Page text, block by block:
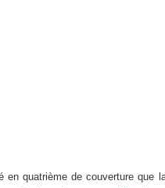
en quatrième de couverture que